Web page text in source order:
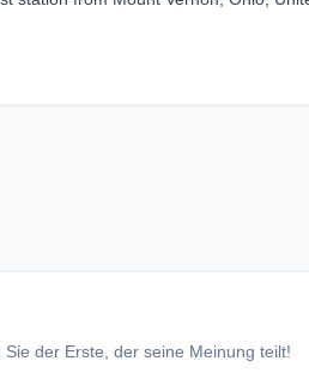
der Erste, der seine Meinung teilt!